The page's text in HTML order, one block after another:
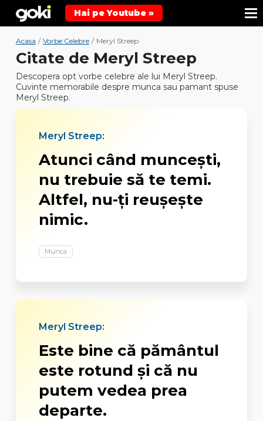
Hai pe Youtube »
Acasa / Vorbe Celebre / Meryl Streep
Citate de Meryl Streep
Descopera opt vorbe celebre ale lui Meryl Streep.
Cuvinte memorabile despre munca sau pamant spuse
Meryl Streep.
Meryl Streep:
Atunci când munceşti,
nu trebuie să te temi.
Altfel, nu-ţi reuşeşte
nimic.
Munca
Meryl Streep:
Este bine că pământul
este rotund şi că nu
putem vedea prea
departe.